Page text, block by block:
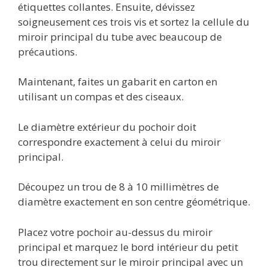
étiquettes collantes. Ensuite, dévissez
soigneusement ces trois vis et sortez la cellule du
miroir principal du tube avec beaucoup de
précautions.
Maintenant, faites un gabarit en carton en
utilisant un compas et des ciseaux.
Le diamètre extérieur du pochoir doit
correspondre exactement à celui du miroir
principal.
Découpez un trou de 8 à 10 millimètres de
diamètre exactement en son centre géométrique.
Placez votre pochoir au-dessus du miroir
principal et marquez le bord intérieur du petit
trou directement sur le miroir principal avec un